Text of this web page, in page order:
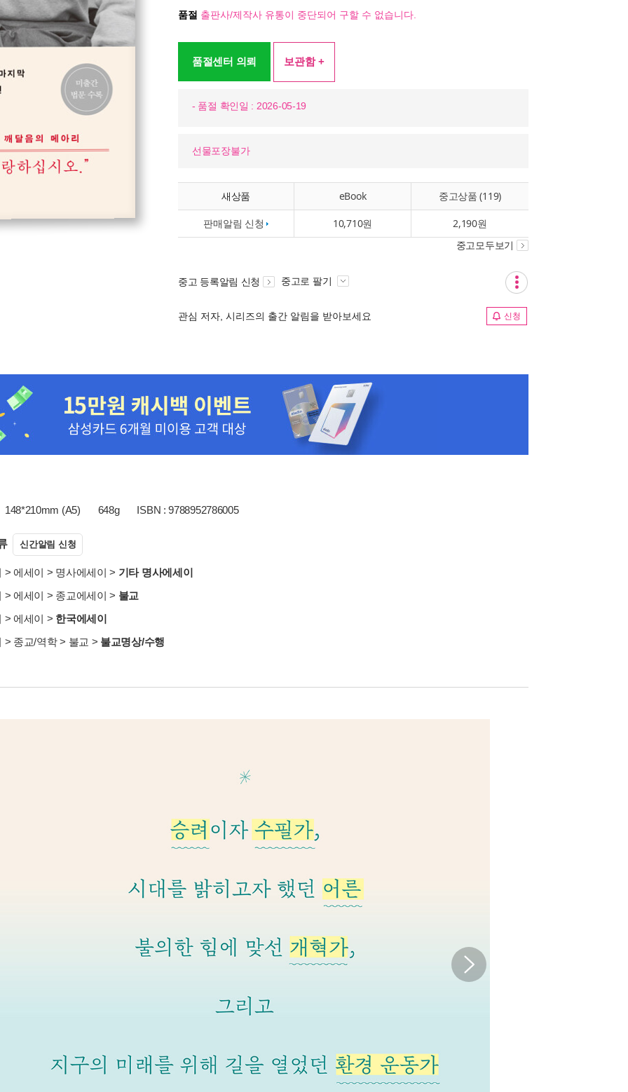
품절 출판사/제작사 유통이 중단되어 구할 수 없습니다.
품절센터 의뢰 보관함 +
- 품절 확인일 : 2026-05-19
선물포장불가
새상품 eBook 중고상품 (119)
판매알림 신청 10,710원 2,190원
중고모두보기
중고 등록알림 신청 중고로 팔기
관심 저자, 시리즈의 출간 알림을 받아보세요 신청
148*210mm (A5) 648g ISBN : 9788952786005
신간알림 신청
> 에세이 > 명사에세이 > 기타 명사에세이
> 에세이 > 종교에세이 > 불교
> 에세이 > 한국에세이
> 종교/역학> 불교 > 불교명상/수행